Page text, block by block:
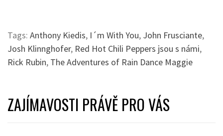
Tags: Anthony Kiedis, I´m With You, John Frusciante,
Josh Klinnghofer, Red Hot Chili Peppers jsou s námi,
Rick Rubin, The Adventures of Rain Dance Maggie
ZAJÍMAVOSTI PRÁVĚ PRO VÁS